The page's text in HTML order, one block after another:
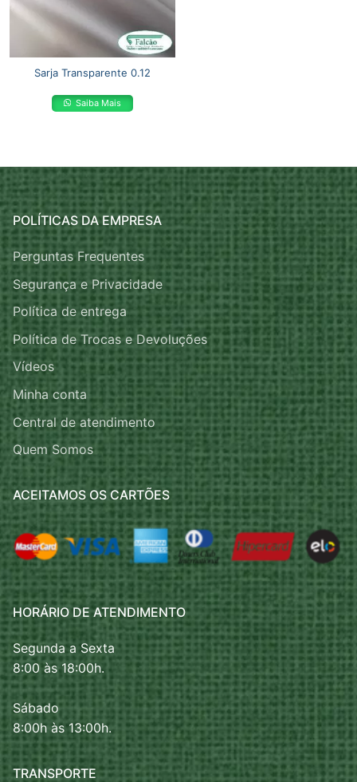
Sarja Transparente 0.12
Saiba Mais
POLÍTICAS DA EMPRESA
Perguntas Frequentes
Segurança e Privacidade
Política de entrega
Política de Trocas e Devoluções
Vídeos
Minha conta
Central de atendimento
Quem Somos
ACEITAMOS OS CARTÕES
HORÁRIO DE ATENDIMENTO
Segunda a Sexta
8:00 às 18:00h.
Sábado
8:00h às 13:00h.
TRANSPORTE